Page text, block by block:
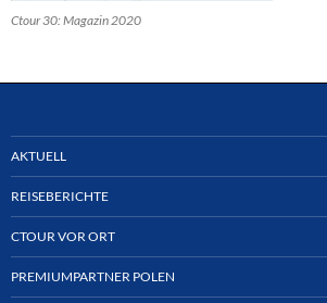
Ctour 30: Magazin 2020
AKTUELL
REISEBERICHTE
CTOUR VOR ORT
PREMIUMPARTNER POLEN